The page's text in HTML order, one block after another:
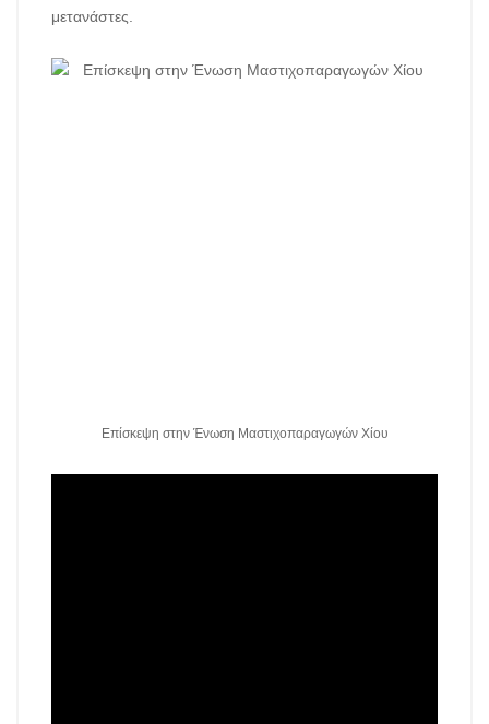
μετανάστες.
Επίσκεψη στην Ένωση Μαστιχοπαραγωγών Χίου